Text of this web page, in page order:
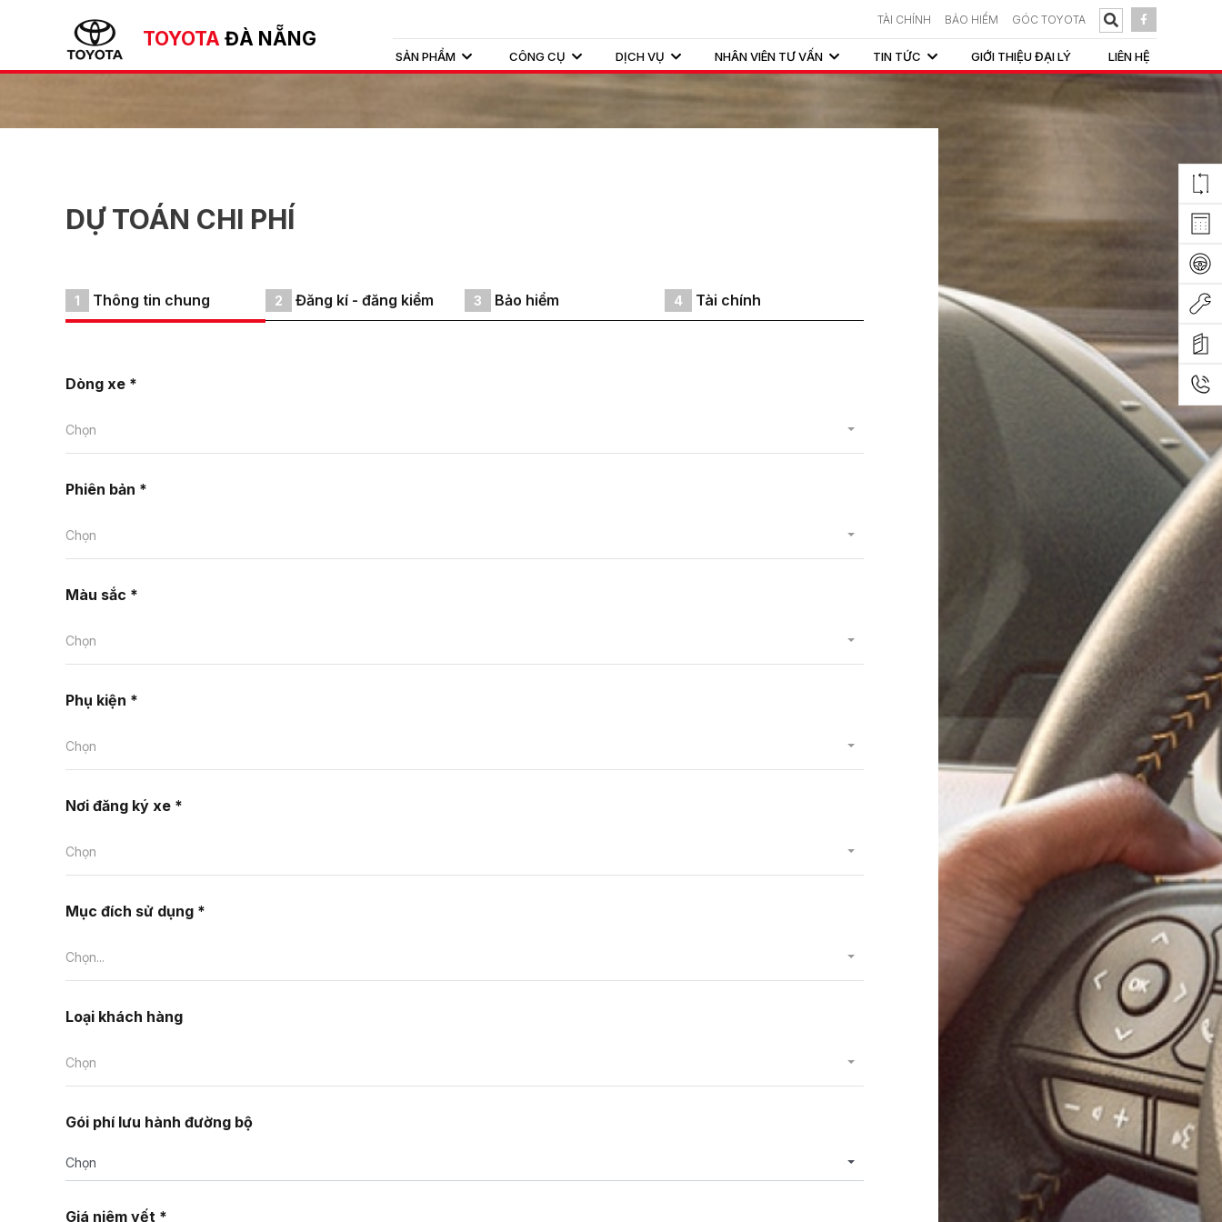
TOYOTA ĐÀ NẴNG
TÀI CHÍNH BẢO HIỂM GÓC TOYOTA
SẢN PHẨM CÔNG CỤ DỊCH VỤ NHÂN VIÊN TƯ VẤN TIN TỨC GIỚI THIỆU ĐẠI LÝ LIÊN HỆ
DỰ TOÁN CHI PHÍ
1 Thông tin chung 2 Đăng kí - đăng kiểm 3 Bảo hiểm 4 Tài chính
Dòng xe *
Chọn
Phiên bản *
Chọn
Màu sắc *
Chọn
Phụ kiện *
Chọn
Nơi đăng ký xe *
Chọn
Mục đích sử dụng *
Chọn...
Loại khách hàng
Chọn
Gói phí lưu hành đường bộ
Chọn
Giá niêm yết *